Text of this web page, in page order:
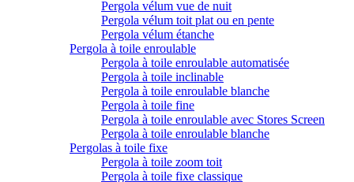
Pergola vélum vue de nuit
Pergola vélum toit plat ou en pente
Pergola vélum étanche
Pergola à toile enroulable
Pergola à toile enroulable automatisée
Pergola à toile inclinable
Pergola à toile enroulable blanche
Pergola à toile fine
Pergola à toile enroulable avec Stores Screen
Pergola à toile enroulable blanche
Pergolas à toile fixe
Pergola à toile zoom toit
Pergola à toile fixe classique